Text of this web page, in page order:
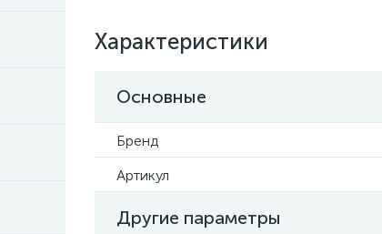
Характеристики
Основные
Бренд
Артикул
Другие параметры